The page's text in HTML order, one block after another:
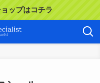
ップはコチラ